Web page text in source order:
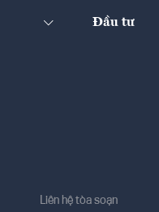
Đầu tư
Liên hệ tòa soạn